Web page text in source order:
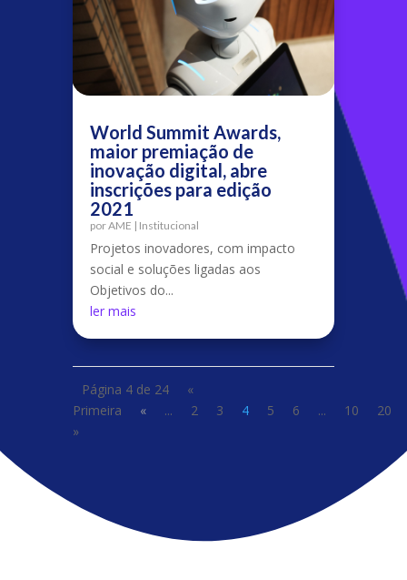
World Summit Awards,
maior premiação de
inovação digital, abre
inscrições para edição
2021
porAME | Institucional
Projetos inovadores, com impacto
social e soluções ligadas aos
Objetivos do...
ler mais
Página 4 de 24
«
Primeira
« ... 2 3 4 5 6 ... 10
20
»